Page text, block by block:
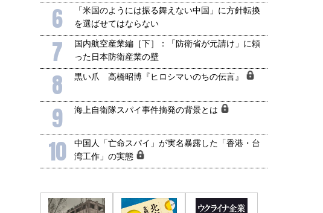
6
「米国のようには振る舞えない中国」に方針転換
を選ばせてはならない
7
国内航空産業編［下］：「防衛省が元請け」に頼
った日本防衛産業の壁
8 黒い爪 高橋昭博『ヒロシマいのちの伝言』
9 海上自衛隊スパイ事件摘発の背景とは
10
中国人「亡命スパイ」が実名暴露した「香港・台
湾工作」の実態